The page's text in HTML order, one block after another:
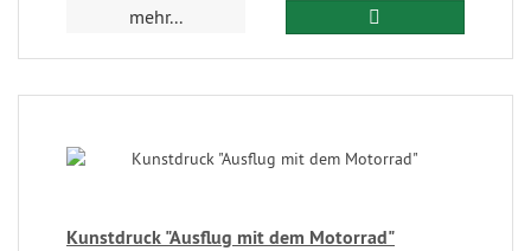
mehr...
Kunstdruck "Ausflug mit dem Motorrad"